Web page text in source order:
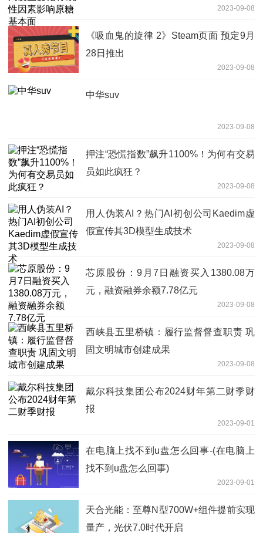
2023-09-08
《吸血鬼的旋律 2》Steam页面 预定9月
28日推出
2023-09-08
中华suv
2023-09-08
押注“恐慌指数”飙升1100%！为何有交易
员如此疯狂？
2023-09-08
用人伪装AI？热门AI初创公司Kaedim虚
假宣传其3D模型生成技术
2023-09-08
芯原股份：9月7日融资买入1380.08万
元，融资融券余额7.78亿元
2023-09-08
西峡县五里桥镇：履行监督督查职责 巩
固文明城市创建成果
2023-09-08
戴尔科技集团公布2024财年第二财季财
报
2023-09-01
在电脑上找不到u盘怎么回事-(在电脑上
找不到u盘怎么回事)
2023-09-01
天合光能：至尊N型700W+组件提前实现
量产，光伏7.0时代开启